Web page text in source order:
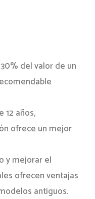
del valor de un
12 años,
ofrece un mejor
y mejorar el
ofrecen ventajas
antiguos.